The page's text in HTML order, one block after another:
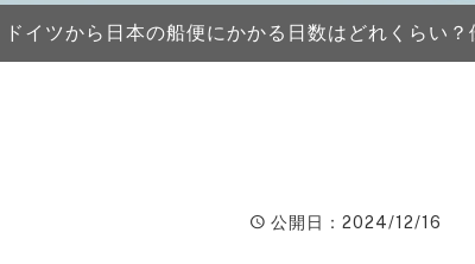
ドイツから日本の船便にかかる日数はどれくらい
公開日 ：2024/12/16